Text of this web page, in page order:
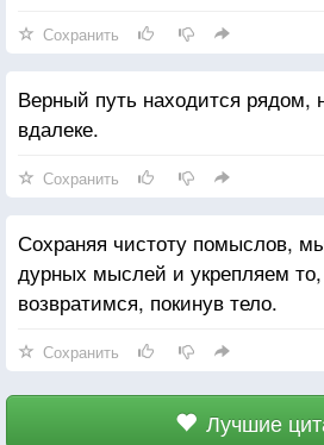
рассчитывать на понимание,
понимание проблем других.
Сохранить
Верный путь находится рядом,
вдалеке.
Сохранить
Сохраняя чистоту помыслов,
дурных мыслей и укрепляем
возвратимся, покинув тело.
Сохранить
Лучшие